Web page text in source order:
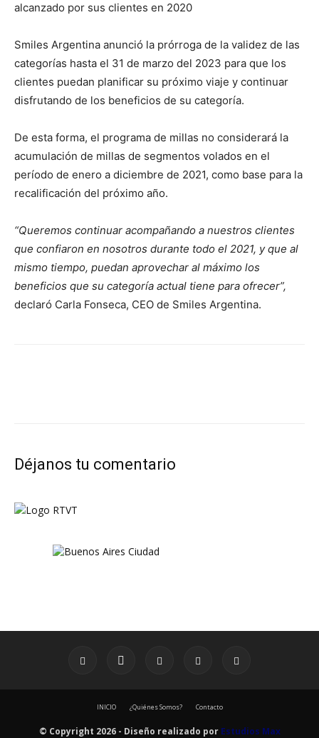
alcanzado por sus clientes en 2020
Smiles Argentina anunció la prórroga de la validez de las
categorías hasta el 31 de marzo del 2023 para que los
clientes puedan planificar su próximo viaje y continuar
disfrutando de los beneficios de su categoría.
De esta forma, el programa de millas no considerará la
acumulación de millas de segmentos volados en el
período de enero a diciembre de 2021, como base para la
recalificación del próximo año.
“Queremos continuar acompañando a nuestros clientes
que confiaron en nosotros durante todo el 2021, y que al
mismo tiempo, puedan aprovechar al máximo los
beneficios que su categoría actual tiene para ofrecer”,
declaró Carla Fonseca, CEO de Smiles Argentina.
Déjanos tu comentario
INICIO ¿Quiénes Somos? Contacto
© Copyright 2026 - Diseño realizado por Estudios Max